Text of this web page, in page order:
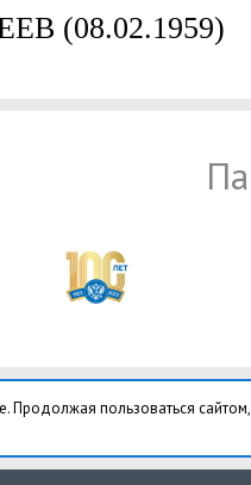
(08.02.1959)
Продолжая пользоваться